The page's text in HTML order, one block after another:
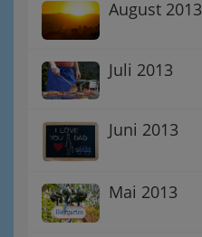
August 2013
Juli 2013
Juni 2013
Mai 2013